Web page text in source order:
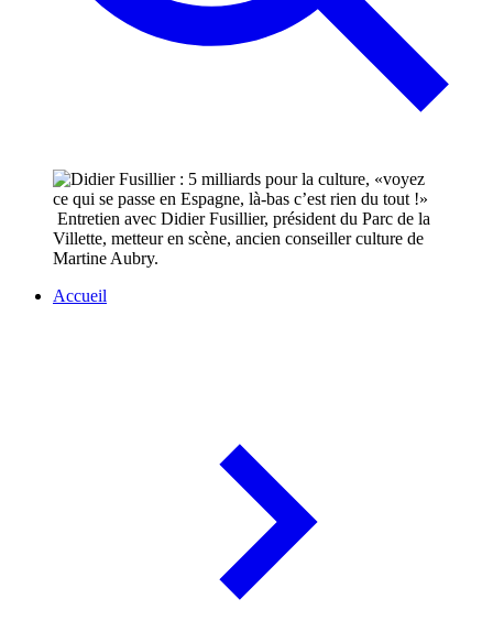
Entretien avec Didier Fusillier, président du Parc de la
Villette, metteur en scène, ancien conseiller culture de
Martine Aubry.
Accueil